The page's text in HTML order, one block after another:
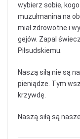
wybierz sobie,
muzułmanina na
miał zdrowotne i
gejów. Zapal
Piłsudskiemu.
Naszą siłą nie są
pieniądze. Tym
krzywdę.
Naszą siłą są